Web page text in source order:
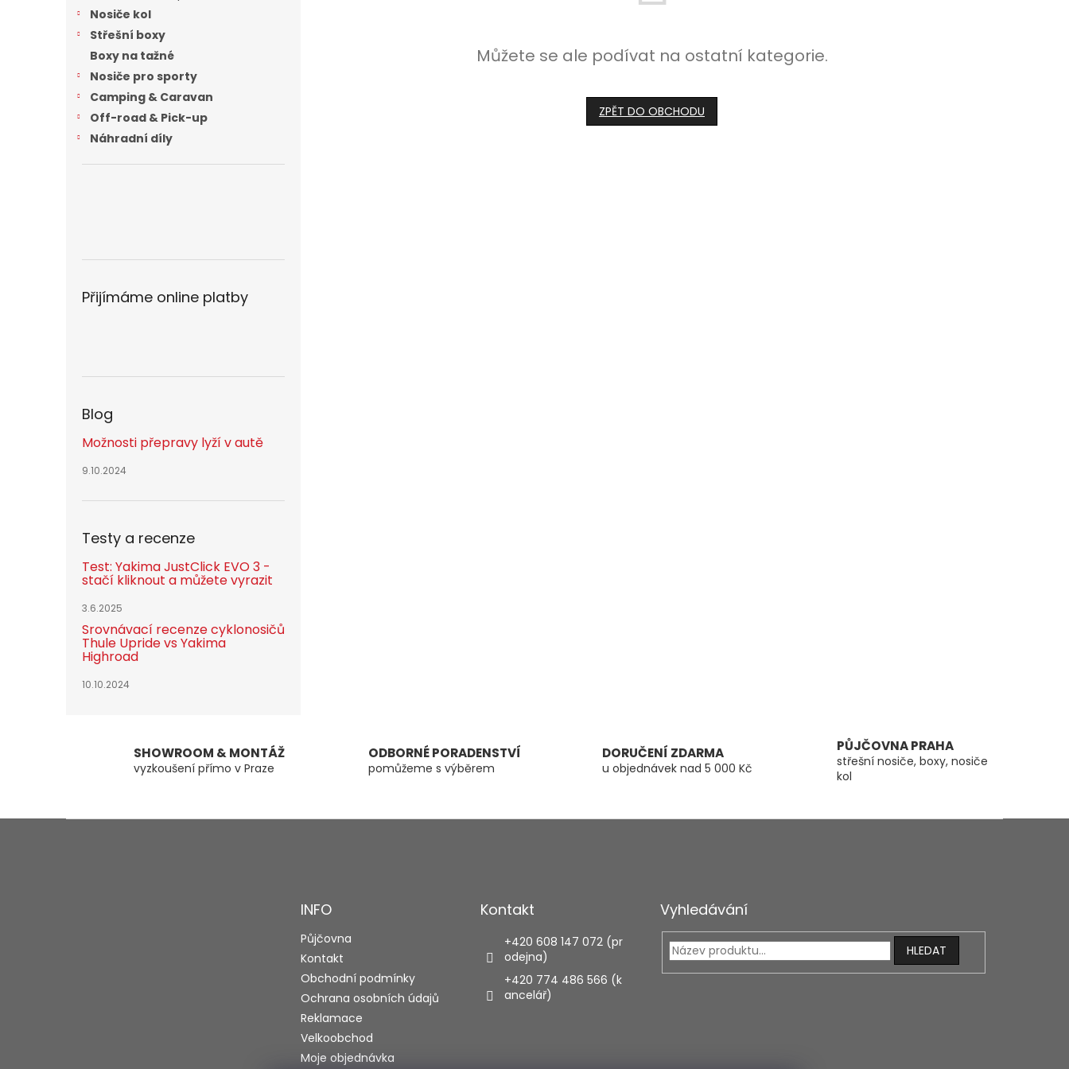
Nosiče kol
Střešní boxy
Boxy na tažné
Nosiče pro sporty
Camping & Caravan
Off-road & Pick-up
Náhradní díly
Přijímáme online platby
Blog
Možnosti přepravy lyží v autě
9.10.2024
Testy a recenze
Test: Yakima JustClick EVO 3 -
stačí kliknout a můžete vyrazit
3.6.2025
Srovnávací recenze cyklonosičů
Thule Upride vs Yakima
Highroad
10.10.2024
Můžete se ale podívat na ostatní kategorie.
ZPĚT DO OBCHODU
SHOWROOM & MONTÁŽ
vyzkoušení přímo v Praze
ODBORNÉ PORADENSTVÍ
pomůžeme s výběrem
DORUČENÍ ZDARMA
u objednávek nad 5 000 Kč
PŮJČOVNA PRAHA
střešní nosiče, boxy, nosiče
kol
INFO
Půjčovna
Kontakt
Obchodní podmínky
Ochrana osobních údajů
Reklamace
Velkoobchod
Moje objednávka
Kontakt
+420 608 147 072 (pr
odejna)
+420 774 486 566 (k
ancelář)
Vyhledávání
HLEDAT